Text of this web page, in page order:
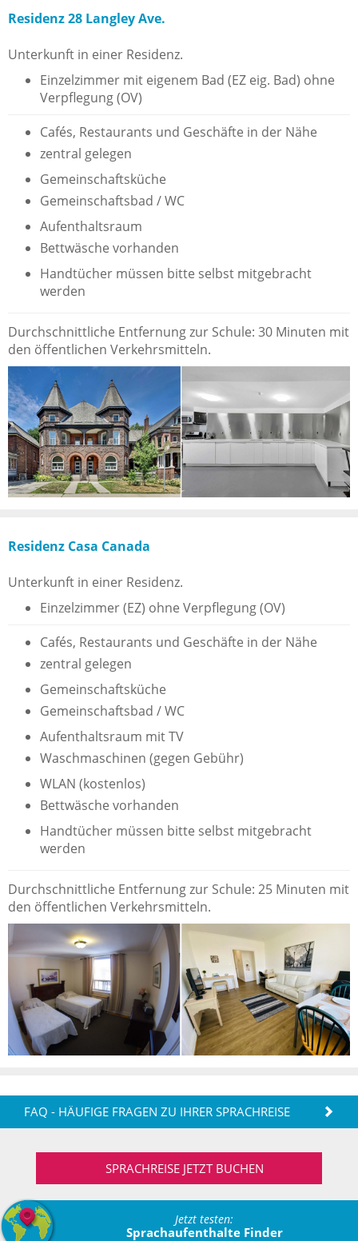
Residenz 28 Langley Ave.
Unterkunft in einer Residenz.
Einzelzimmer mit eigenem Bad (EZ eig. Bad) ohne
Verpflegung (OV)
Cafés, Restaurants und Geschäfte in der Nähe
zentral gelegen
Gemeinschaftsküche
Gemeinschaftsbad / WC
Aufenthaltsraum
Bettwäsche vorhanden
Handtücher müssen bitte selbst mitgebracht
werden
Durchschnittliche Entfernung zur Schule: 30 Minuten mit
den öffentlichen Verkehrsmitteln.
Residenz Casa Canada
Unterkunft in einer Residenz.
Einzelzimmer (EZ) ohne Verpflegung (OV)
Cafés, Restaurants und Geschäfte in der Nähe
zentral gelegen
Gemeinschaftsküche
Gemeinschaftsbad / WC
Aufenthaltsraum mit TV
Waschmaschinen (gegen Gebühr)
WLAN (kostenlos)
Bettwäsche vorhanden
Handtücher müssen bitte selbst mitgebracht
werden
Durchschnittliche Entfernung zur Schule: 25 Minuten mit
den öffentlichen Verkehrsmitteln.
FAQ - HÄUFIGE FRAGEN ZU IHRER SPRACHREISE
SPRACHREISE JETZT BUCHEN
Jetzt testen:
Sprachaufenthalte Finder